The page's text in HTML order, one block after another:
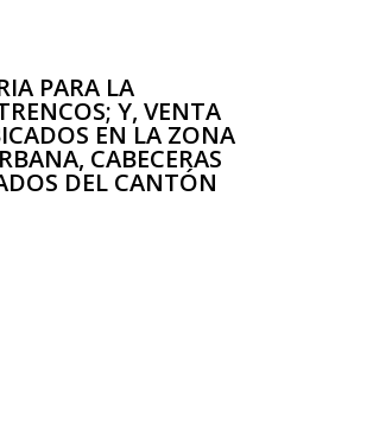
PARA LA
Y, VENTA
EN LA ZONA
CABECERAS
DEL CANTÓN